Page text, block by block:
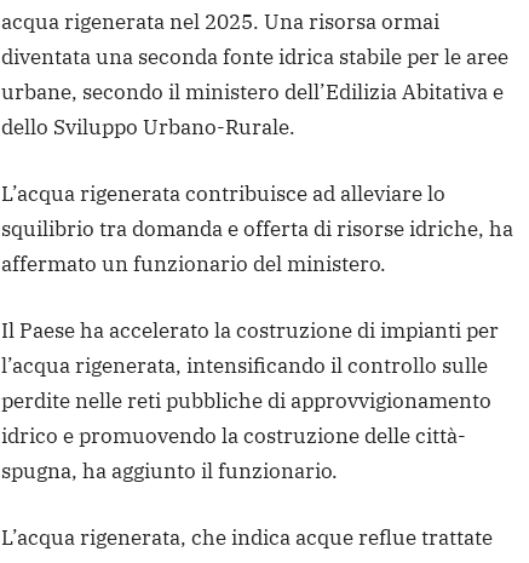
acqua rigenerata nel 2025. Una risorsa ormai
diventata una seconda fonte idrica stabile per le aree
urbane, secondo il ministero dell’Edilizia Abitativa e
dello Sviluppo Urbano-Rurale.
L’acqua rigenerata contribuisce ad alleviare lo
squilibrio tra domanda e offerta di risorse idriche, ha
affermato un funzionario del ministero.
Il Paese ha accelerato la costruzione di impianti per
l’acqua rigenerata, intensificando il controllo sulle
perdite nelle reti pubbliche di approvvigionamento
idrico e promuovendo la costruzione delle città-
spugna, ha aggiunto il funzionario.
L’acqua rigenerata, che indica acque reflue trattate